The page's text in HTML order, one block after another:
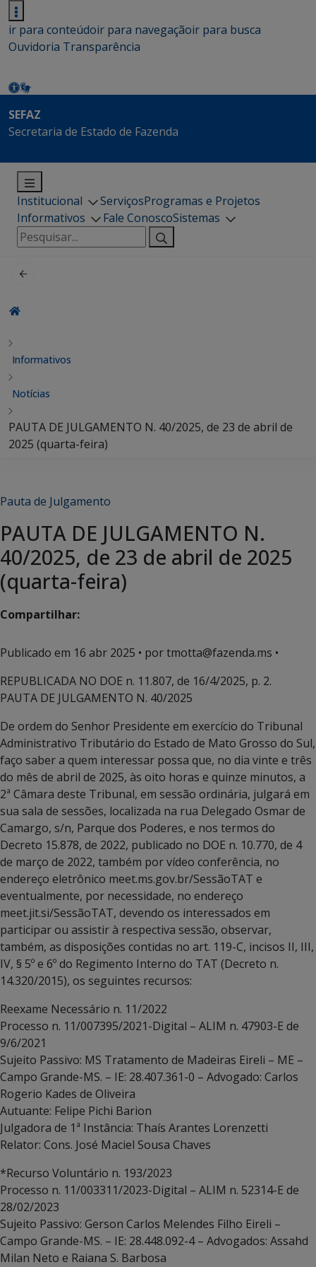
ir para conteúdoir para navegaçãoir para busca
Ouvidoria Transparência
SEFAZ
Secretaria de Estado de Fazenda
Institucional ServiçosProgramas e Projetos
Informativos
Fale ConoscoSistemas
Pesquisar
por:
Informativos
Notícias
PAUTA DE JULGAMENTO N. 40/2025, de 23 de abril de
2025 (quarta-feira)
Pauta de Julgamento
PAUTA DE JULGAMENTO N.
40/2025, de 23 de abril de 2025
(quarta-feira)
Compartilhar:
Publicado em 16 abr 2025 • por tmotta@fazenda.ms •
REPUBLICADA NO DOE n. 11.807, de 16/4/2025, p. 2.
PAUTA DE JULGAMENTO N. 40/2025
De ordem do Senhor Presidente em exercício do Tribunal
Administrativo Tributário do Estado de Mato Grosso do Sul,
faço saber a quem interessar possa que, no dia vinte e três
do mês de abril de 2025, às oito horas e quinze minutos, a
2ª Câmara deste Tribunal, em sessão ordinária, julgará em
sua sala de sessões, localizada na rua Delegado Osmar de
Camargo, s/n, Parque dos Poderes, e nos termos do
Decreto 15.878, de 2022, publicado no DOE n. 10.770, de 4
de março de 2022, também por vídeo conferência, no
endereço eletrônico meet.ms.gov.br/SessãoTAT e
eventualmente, por necessidade, no endereço
meet.jit.si/SessãoTAT, devendo os interessados em
participar ou assistir à respectiva sessão, observar,
também, as disposições contidas no art. 119-C, incisos II, III,
IV, § 5º e 6º do Regimento Interno do TAT (Decreto n.
14.320/2015), os seguintes recursos:
Reexame Necessário n. 11/2022
Processo n. 11/007395/2021-Digital – ALIM n. 47903-E de
9/6/2021
Sujeito Passivo: MS Tratamento de Madeiras Eireli – ME –
Campo Grande-MS. – IE: 28.407.361-0 – Advogado: Carlos
Rogerio Kades de Oliveira
Autuante: Felipe Pichi Barion
Julgadora de 1ª Instância: Thaís Arantes Lorenzetti
Relator: Cons. José Maciel Sousa Chaves
*Recurso Voluntário n. 193/2023
Processo n. 11/003311/2023-Digital – ALIM n. 52314-E de
28/02/2023
Sujeito Passivo: Gerson Carlos Melendes Filho Eireli –
Campo Grande-MS. – IE: 28.448.092-4 – Advogados: Assahd
Milan Neto e Raiana S. Barbosa